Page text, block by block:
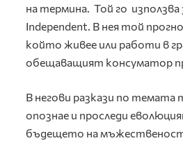
на термина. Той го
Independent. В нея той
който живее или работи в
обещаващият консуматор
В негови разкази по темата
опознае и проследи
бъдещето на